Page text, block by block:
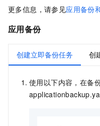
更多信息，请参见应用备份
应用备份
创建立即备份任务 创
使用以下内容，在备